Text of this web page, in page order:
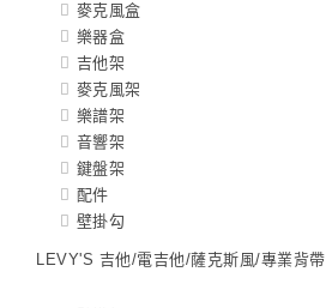
麥克風盒
樂器盒
吉他架
麥克風架
樂譜架
音響架
鍵盤架
配件
壁掛勾
LEVY'S 吉他/電吉他/薩克斯風/專業背帶